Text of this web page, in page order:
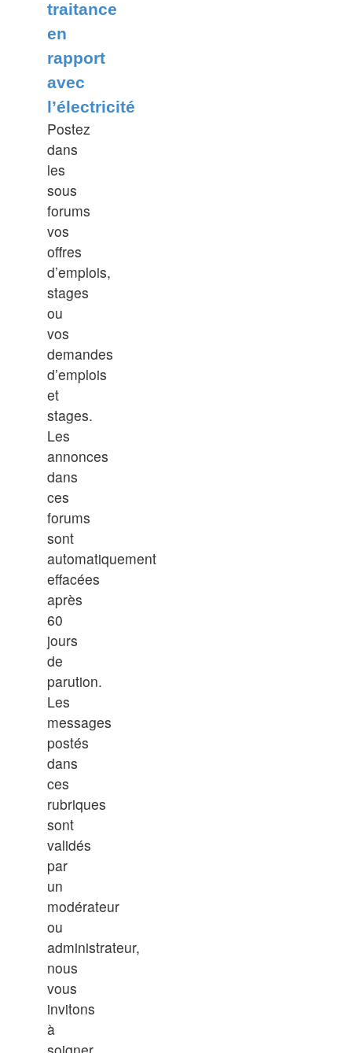
traitance
en
rapport
avec
l’électricité
Postez
dans
les
sous
forums
vos
offres
d’emplois,
stages
ou
vos
demandes
d’emplois
et
stages.
Les
annonces
dans
ces
forums
sont
automatiquement
effacées
après
60
jours
de
parution.
Les
messages
postés
dans
ces
rubriques
sont
validés
par
un
modérateur
ou
administrateur,
nous
vous
invitons
à